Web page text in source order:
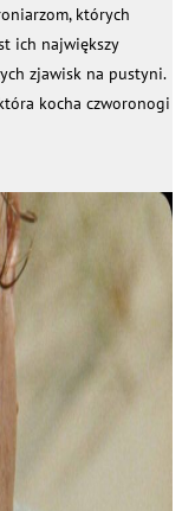
których
ich największy
zjawisk na pustyni.
kocha czworonogi